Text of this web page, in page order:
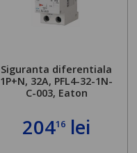
Siguranta diferentiala
1P+N, 32A, PFL4-32-1N-
C-003, Eaton
20416 lei